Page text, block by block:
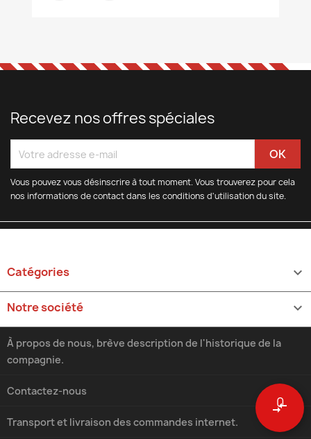
0
compare_arrows
Recevez nos offres spéciales
Vous pouvez vous désinscrire à tout moment. Vous trouverez pour cela
nos informations de contact dans les conditions d'utilisation du site.
Catégories 
Notre société 
Transport et livraison des commandes internet.
À propos de nous, brève description de l'historique de la
compagnie.
Contactez-nous